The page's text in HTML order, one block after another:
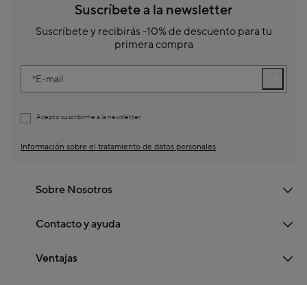
Suscríbete a la newsletter
Suscríbete y recibirás -10% de descuento para tu
primera compra
E-mail
Acepto suscribirme a la newsletter
Información sobre el tratamiento de datos personales
Sobre Nosotros
Contacto y ayuda
Ventajas